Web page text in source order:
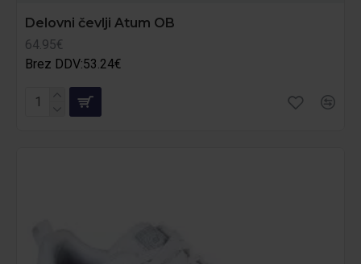
Delovni čevlji Atum OB
64.95€
Brez DDV:53.24€